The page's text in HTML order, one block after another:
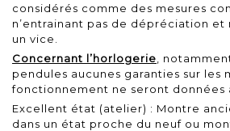
considérés comme des mesures
n’entrainant pas de dépréciation et
un vice.
Concernant l’horlogerie ,
pendules aucunes garanties sur les
fonctionnement ne seront données
Excellent état (atelier) : Montre
dans un état proche du neuf ou